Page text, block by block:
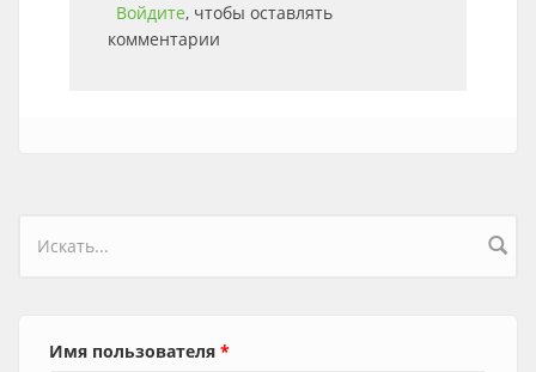
Войдите, чтобы оставлять
комментарии
Форма поиска
Имя пользователя *